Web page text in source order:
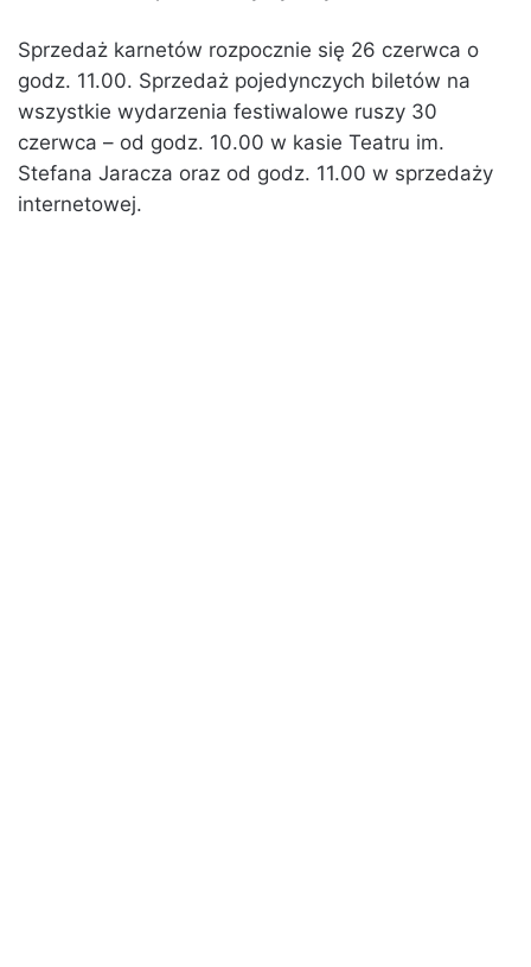
Sprzedaż karnetów rozpocznie się 26 czerwca o
godz. 11.00. Sprzedaż pojedynczych biletów na
wszystkie wydarzenia festiwalowe ruszy 30
czerwca – od godz. 10.00 w kasie Teatru im.
Stefana Jaracza oraz od godz. 11.00 w sprzedaży
internetowej.